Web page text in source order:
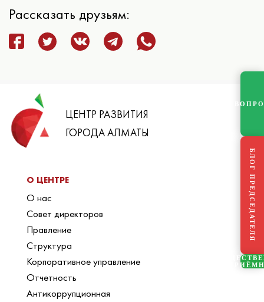
Рассказать друзьям:
ЦЕНТР РАЗВИТИЯ
ГОРОДА АЛМАТЫ
О ЦЕНТРЕ
О нас
Совет директоров
Правление
Структура
Корпоративное управление
Отчетность
Антикоррупционная
БЛОГ ПРЕДСЕДАТЕЛЯ